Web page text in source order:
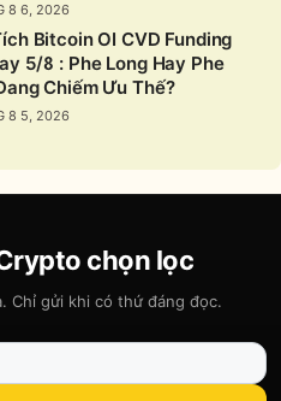
8 6, 2026
Bitcoin OI CVD Funding
5/8 : Phe Long Hay Phe
Chiếm Ưu Thế?
8 5, 2026
chọn lọc
Chỉ gửi khi có thứ đáng đọc.